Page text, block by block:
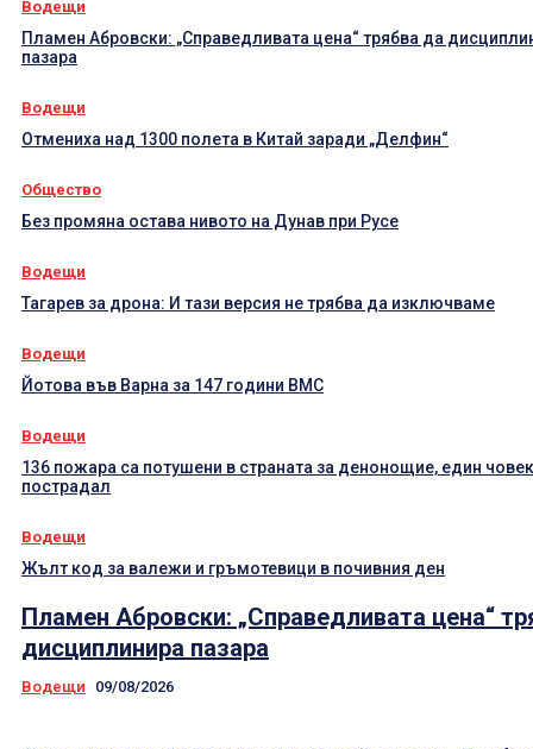
Водещи
Пламен Абровски: „Справедливата цена“ трябва да
пазара
Водещи
Отмениха над 1300 полета в Китай заради „Делфин“
Общество
Без промяна остава нивото на Дунав при Русе
Водещи
Тагарев за дрона: И тази версия не трябва да изключваме
Водещи
Йотова във Варна за 147 години ВМС
Водещи
136 пожара са потушени в страната за денонощие, един
пострадал
Водещи
Жълт код за валежи и гръмотевици в почивния ден
Пламен Абровски: „Справедливата цена“
дисциплинира пазара
Водещи 09/08/2026